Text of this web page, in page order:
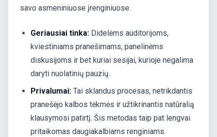
savo asmeniniuose įrenginiuose.
Geriausiai tinka: Didelėms auditorijoms,
kviestiniams pranešimams, panelinėms
diskusijoms ir bet kuriai sesijai, kurioje negalima
daryti nuolatinių pauzių.
Privalumai: Tai sklandus procesas, netrikdantis
pranešėjo kalbos tėkmės ir užtikrinantis natūralią
klausymosi patirtį. Šis metodas taip pat lengvai
pritaikomas daugiakalbiams renginiams.